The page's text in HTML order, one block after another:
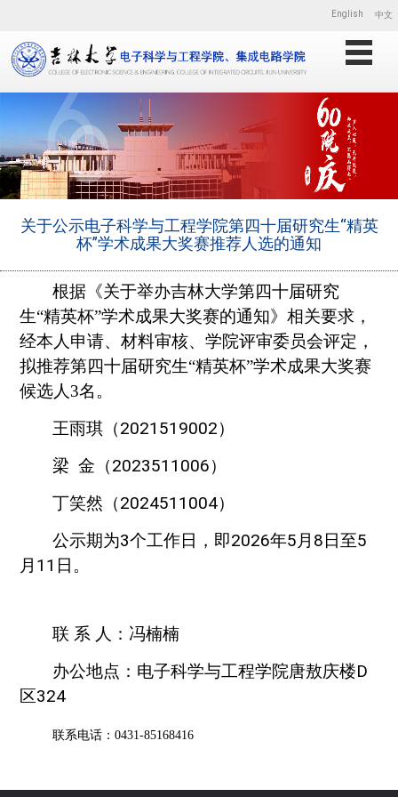
English 中文
关于公示电子科学与工程学院第四十届研究生“精英
杯”学术成果大奖赛推荐人选的通知
根据《关于举办吉林大学第四十届研究
生“精英杯”学术成果大奖赛的通知》相关要求，
经本人申请、材料审核、学院评审委员会评定，
拟推荐第四十届研究生“精英杯”学术成果大奖赛
候选人 3名。
王雨琪（2021519002）
梁 金（2023511006）
丁笑然（2024511004）
公示期为3个工作日，即2026年5月8日至5
月11日。
联 系 人： 冯楠楠
办公地点：电子科学与工程学院唐敖庆楼D
区324
联系电话：0431-85168416